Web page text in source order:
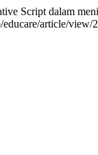
Script dalam
article/view/